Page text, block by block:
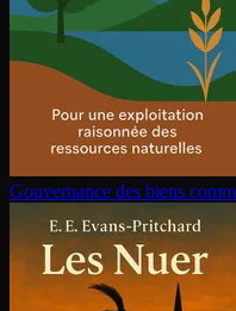
Gouvernance des biens